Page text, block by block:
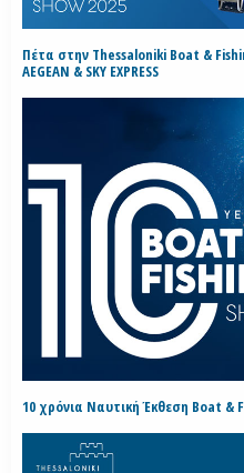
Πέτα στην Thessaloniki Boat &
AEGEAN & SKY EXPRESS
10 χρόνια Ναυτική Έκθεση Boat &